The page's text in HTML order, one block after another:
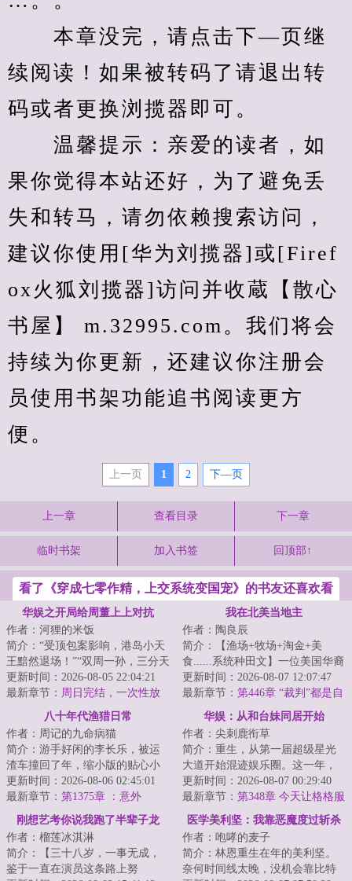
本章没完，请点击下—页继
续阅读！如果被转码了请退出转
码或者更换浏揽器即可。
温馨提示：亲爱的读者，如
果你觉得本站还好，为了避免丢
失和转马，请勿依赖搜索访问，
建议你使用[华为刘揽器]或[Firef
ox火狐刘揽器]访问并收蔵【散心
书屋】 m.32995.com。我们将会
持续为你更新，还建议你注册会
员使用书架功能追书阅读更方
便。
上一页 1 2 下—页
上一章 查看目录 下一章
临时书架 加入书签 回顶部↑
看了《穿成七零作精，上交系统变国宠》的书友还喜欢看
华娱之开局给周董上上对抗
作者：河狸的米饭
简介：“受顶包案影响，港岛小天
王黯然退场！”“双周一孙，三分天
下，华语乐坛新势力！”“新时代华
语乐...
更新时间：2026-08-05 22:04:21
最新章节： 周日完结，一次性放
我在北美当地主
作者：陶良辰
简介：【渔场+牧场+淘金+美
食......系统种田文】一位美国华裔
UP主参加荒野求生，挑战赢下百
万美元大奖，...
更新时间：2026-08-07 12:07:47
最新章节： 第446章 “裁判”都是自
己人！专家：纯新的，毫无争
议……
八十年代渔猎日常
作者：周记的九命病猫
简介：游手好闲的李长乐，被运
渣车撞回了年，缩小版的贴心小
儿子，爱操心的大儿子，心冷了
的老婆。但他已...
更新时间：2026-08-06 02:45:01
最新章节： 第1375章 ：意外
华娱：从和台妹同居开始
作者：尖刺鹿衔草
简介：重生，从第一届超级星光
大道开始混迹娱乐圈。这一年，
周王陶林如日中天；这一年，众
多花刚展露头角...
更新时间：2026-08-07 00:29:40
最新章节： 第348章 今天让格格服
侍你
刚想艺考你说我跑了半辈子龙
套？
作者：榴莲冰淇淋
简介：【三十八岁，一事无成，
鉴于一直在演员这条路上努
医学美利坚：我靠恶魔度过斩杀
线
作者：咆哮的麦子
简介：林恩重生在年的美利坚。
奈何时间线太晚，没机会靠比特